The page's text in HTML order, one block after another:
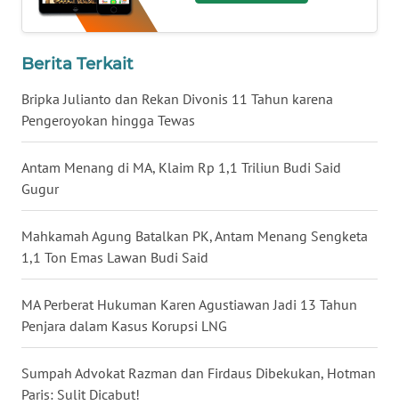
Berita Terkait
Bripka Julianto dan Rekan Divonis 11 Tahun karena
Pengeroyokan hingga Tewas
Antam Menang di MA, Klaim Rp 1,1 Triliun Budi Said
Gugur
Mahkamah Agung Batalkan PK, Antam Menang Sengketa
1,1 Ton Emas Lawan Budi Said
MA Perberat Hukuman Karen Agustiawan Jadi 13 Tahun
Penjara dalam Kasus Korupsi LNG
Sumpah Advokat Razman dan Firdaus Dibekukan, Hotman
Paris: Sulit Dicabut!
WN
JOGJA
JATIM
BALI
KALBAR
WN
KALTENG